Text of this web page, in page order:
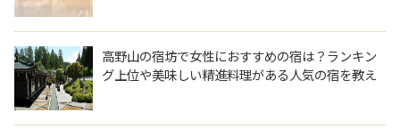
高野山の宿坊で女性におすすめの宿は？ランキン
グ上位や美味しい精進料理がある人気の宿を教え